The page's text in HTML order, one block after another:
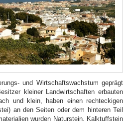
und Wirtschaftswachstum geprägt
kleiner Landwirtschaften erbauten
und klein, haben einen rechteckigen
an den Seiten oder dem hinteren Teil
wurden Naturstein, Kalktuffstein